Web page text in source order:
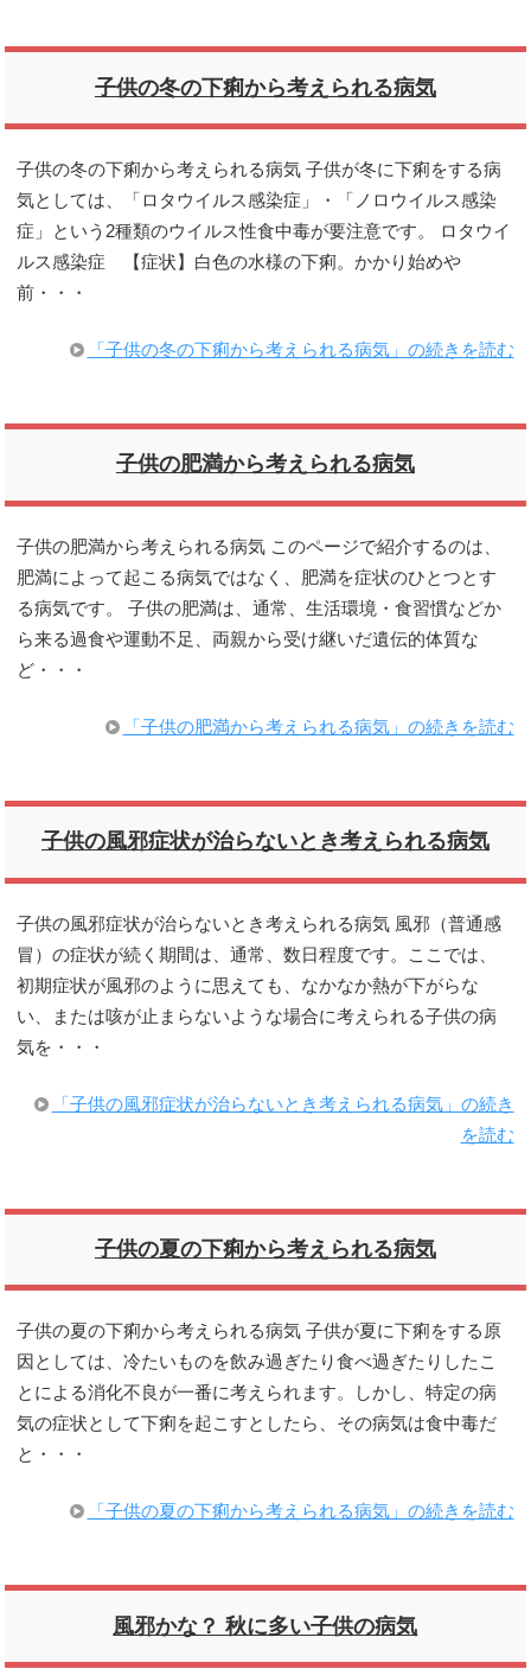
子供の冬の下痢から考えられる病気
子供の冬の下痢から考えられる病気 子供が冬に下痢をする病
気としては、「ロタウイルス感染症」・「ノロウイルス感染
症」という2種類のウイルス性食中毒が要注意です。 ロタウイ
ルス感染症 【症状】白色の水様の下痢。かかり始めや
前・・・
「子供の冬の下痢から考えられる病気」の続きを読む
子供の肥満から考えられる病気
子供の肥満から考えられる病気 このページで紹介するのは、
肥満によって起こる病気ではなく、肥満を症状のひとつとす
る病気です。 子供の肥満は、通常、生活環境・食習慣などか
ら来る過食や運動不足、両親から受け継いだ遺伝的体質な
ど・・・
「子供の肥満から考えられる病気」の続きを読む
子供の風邪症状が治らないとき考えられる病気
子供の風邪症状が治らないとき考えられる病気 風邪（普通感
冒）の症状が続く期間は、通常、数日程度です。ここでは、
初期症状が風邪のように思えても、なかなか熱が下がらな
い、または咳が止まらないような場合に考えられる子供の病
気を・・・
「子供の風邪症状が治らないとき考えられる病気」の続き
を読む
子供の夏の下痢から考えられる病気
子供の夏の下痢から考えられる病気 子供が夏に下痢をする原
因としては、冷たいものを飲み過ぎたり食べ過ぎたりしたこ
とによる消化不良が一番に考えられます。しかし、特定の病
気の症状として下痢を起こすとしたら、その病気は食中毒だ
と・・・
「子供の夏の下痢から考えられる病気」の続きを読む
風邪かな？ 秋に多い子供の病気